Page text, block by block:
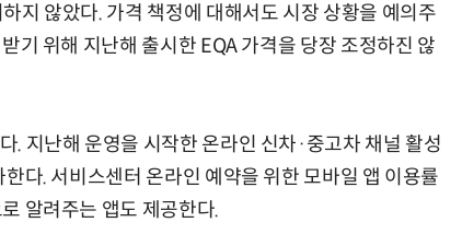
지 않았다. 가격 책정에 대해서도 시장 상황을 예의주
기 위해 지난해 출시한 EQA 가격을 당장 조정하진 않
. 지난해 운영을 시작한 온라인 신차·중고차 채널 활성
다. 서비스센터 온라인 예약을 위한 모바일 앱 이용률
알려주는 앱도 제공한다.